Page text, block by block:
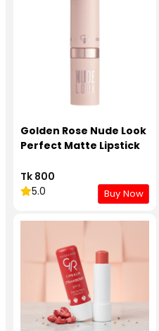
Golden Rose Nude Look
Perfect Matte Lipstick
Tk 800
5.0
Buy Now